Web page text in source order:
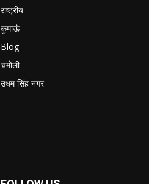
राष्ट्रीय
कुमाऊं
Blog
चमोली
उधम सिंह नगर